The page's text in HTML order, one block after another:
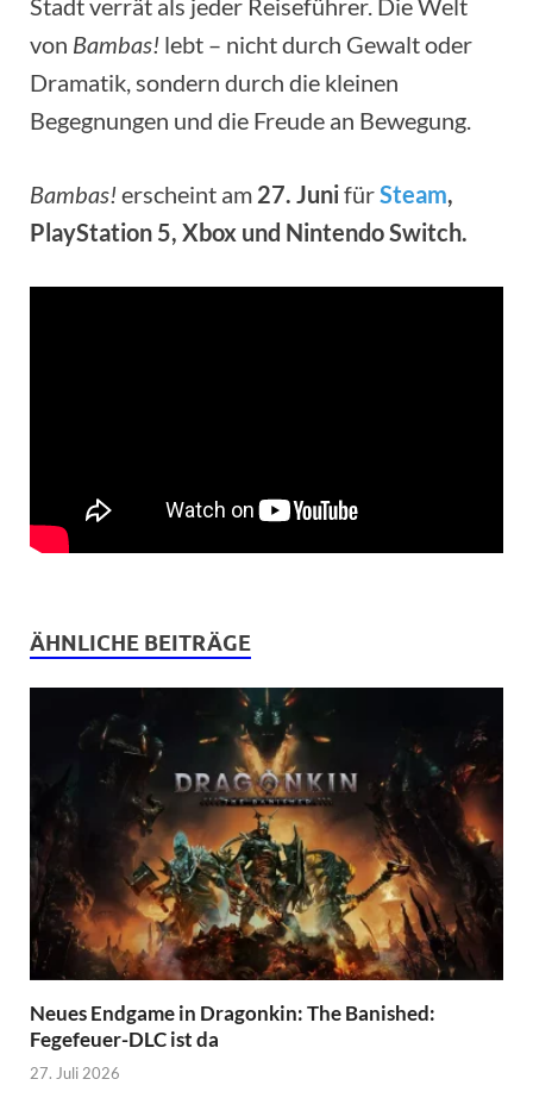
Stadt verrät als jeder Reiseführer. Die Welt
von Bambas! lebt – nicht durch Gewalt oder
Dramatik, sondern durch die kleinen
Begegnungen und die Freude an Bewegung.
Bambas! erscheint am 27. JunifürSteam,
PlayStation 5, Xbox und Nintendo Switch.
ÄHNLICHE BEITRÄGE
Neues Endgame in Dragonkin: The Banished:
Fegefeuer-DLC ist da
27. Juli 2026